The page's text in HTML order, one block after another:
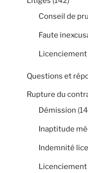
Conseil de
Faute
Questions et
Rupture du
Démission
Inaptitude
Indemnité
Licenciement